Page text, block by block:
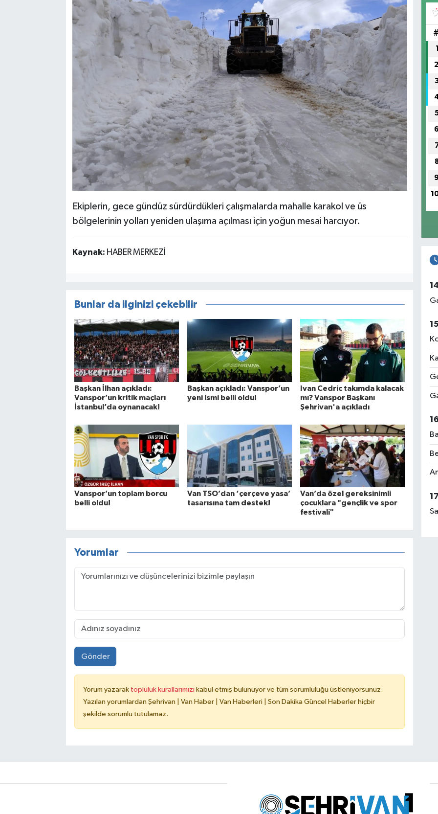
Ekiplerin, gece gündüz sürdürdükleri çalışmalarda mahalle karakol ve üs
bölgelerinin yolları yeniden ulaşıma açılması için yoğun mesai harcıyor.
Kaynak: HABER MERKEZİ
Bunlar da ilginizi çekebilir
Başkan İlhan açıkladı:
Vanspor’un kritik maçları
İstanbul’da oynanacak!
Başkan açıkladı: Vanspor’un
yeni ismi belli oldu!
Ivan Cedric takımda kalacak
mı? Vanspor Başkanı
Şehrivan'a açıkladı
Vanspor’un toplam borcu
belli oldu!
Van TSO’dan ‘çerçeve yasa’
tasarısına tam destek!
Van’da özel gereksinimli
çocuklara "gençlik ve spor
festivali"
Yorumlar
Gönder
Yorum yazarak topluluk kurallarımızı kabul etmiş bulunuyor ve tüm sorumluluğu üstleniyorsunuz.
Yazılan yorumlardan Şehrivan | Van Haber | Van Haberleri | Son Dakika Güncel Haberler hiçbir
şekilde sorumlu tutulamaz.
#
1
2
6
9